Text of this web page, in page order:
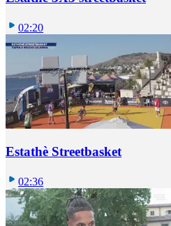
02:20
Estathè Streetbasket
02:36